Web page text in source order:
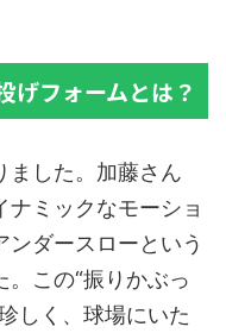
げフォームとは？
ました。加藤さん
ミックなモーショ
ンダースローという
この“振りかぶっ
しく、球場にいた